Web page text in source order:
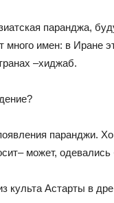
паранджа,
много имен: в Иране
–хиджаб.
культа Астарты в